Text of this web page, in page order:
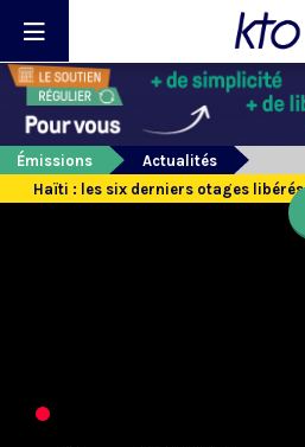
Émissions
Actualités
Haïti : les six derniers otages libérés